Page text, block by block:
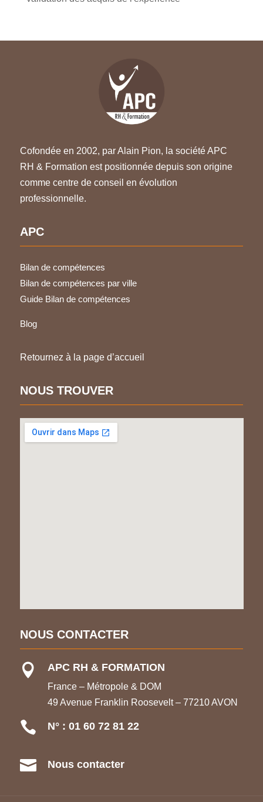
Cofondée en 2002, par Alain Pion, la société APC
RH & Formation est positionnée depuis son origine
comme centre de conseil en évolution
professionnelle.
APC
Bilan de compétences
Bilan de compétences par ville
Guide Bilan de compétences
Blog
Retournez à la page d’accueil
NOUS TROUVER
NOUS CONTACTER
 APC RH & FORMATION
France – Métropole & DOM
49 Avenue Franklin Roosevelt – 77210 AVON
 N° : 01 60 72 81 22
 Nous contacter